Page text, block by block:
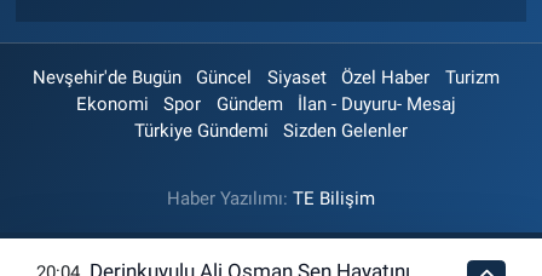
Nevşehir'de Bugün Güncel Siyaset Özel Haber
Turizm
Ekonomi
Spor Gündem
İlan - Duyuru- Mesaj
Türkiye Gündemi
Sizden Gelenler
Haber Yazılımı: TE Bilişim
Derinkuyulu Ali Osman Şen Hayatını